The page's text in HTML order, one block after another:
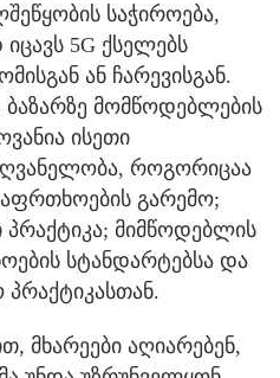
საჭიროება,
5G ქსელებს
ან ჩარევისგან.
ბაზარზე მომწოდებლების
ისეთი
როგორიცაა
გარემო;
მიმწოდებლის
სტანდარტებსა და
პრაქტიკასთან.
მხარეები აღიარებენ,